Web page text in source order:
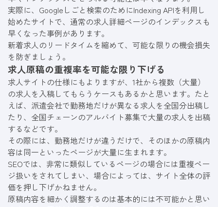
実際に、Googleしごと検索のためにIndexing APIを利用し
始めたサイトで、通常の求人詳細ページのインデックスも
早くなった事例があります。
新着求人のリードタイムを縮めて、可能な限りの機会損失
を防ぎましょう。
求人原稿の重複率を可能な限り下げる
求人サイトの仕様にもよりますが、1社から複数（大量）
の求人を入稿してもらうケースもあるかと思います。たと
えば、派遣会社で勤務地だけが異なる求人を全国分出稿し
たり、全国チェーンのアルバイト募集で大量の求人を出稿
するなどです。
その際には、勤務地だけが違うだけで、そのほかの原稿内
容は同一といったページが大量に生まれます。
SEOでは、非常に類似しているページの場合には重複ペー
ジ扱いをされてしまい、場合によっては、サイト全体の評
価を押し下げかねません。
原稿内容を細かく調整するのは基本的には不可能かと思い